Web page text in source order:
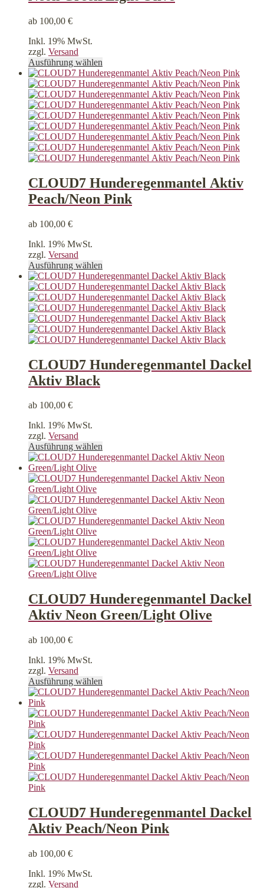
ab 100,00 €
Inkl. 19% MwSt.
zzgl. Versand
Ausführung wählen
Produkt
weist
mehrere
Varianten
auf.
Die
Optionen
können
auf
Produktseite
gewählt
werden
CLOUD7 Hunderegenmantel Aktiv
Peach/Neon Pink
ab 100,00 €
Inkl. 19% MwSt.
zzgl. Versand
Ausführung wählen
Produkt
weist
mehrere
Varianten
auf.
Die
Optionen
der
CLOUD7 Hunderegenmantel Dackel
Aktiv Black
ab 100,00 €
Inkl. 19% MwSt.
zzgl. Versand
Ausführung wählen
Produkt
mehrere
auf.
Optionen
auf
Produktseite
CLOUD7 Hunderegenmantel Dackel
Aktiv Neon Green/Light Olive
ab 100,00 €
Inkl. 19% MwSt.
zzgl. Versand
Ausführung wählen
Produkt
mehrere
auf.
Optionen
auf
gewählt
werden
CLOUD7 Hunderegenmantel Dackel
Aktiv Peach/Neon Pink
ab 100,00 €
Inkl. 19% MwSt.
zzgl. Versand